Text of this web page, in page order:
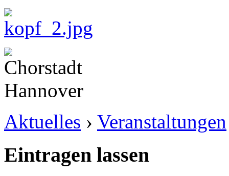
Aktuelles › Veranstaltungen
Eintragen lassen